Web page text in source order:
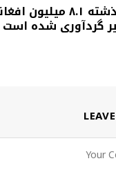
در پنج ماه گذشته ۸.۱
گردآوری شده است